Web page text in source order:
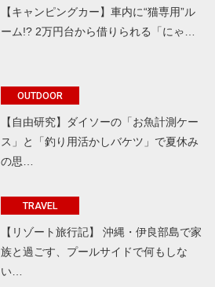
【キャンピングカー】車内に“猫専用”ル
ーム!? 2万円台から借りられる「にゃ…
OUTDOOR
【自由研究】ダイソーの「お魚計測ケー
ス」と「釣り用活かしバケツ」で夏休み
の思…
TRAVEL
【リゾート旅行記】 沖縄・伊良部島で家
族と過ごす、プールサイドで何もしな
い…